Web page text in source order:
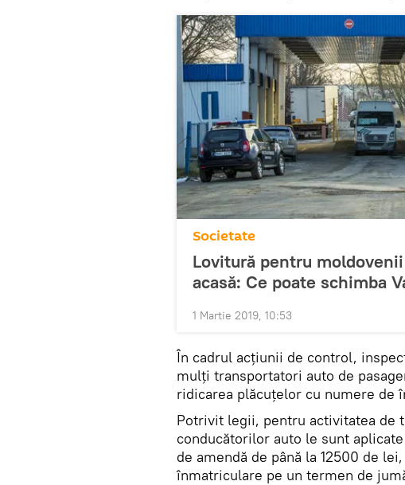
Societate
Lovitură pentru
acasă: Ce poate schimba
1 Martie 2019, 10:53
În cadrul acțiunii de control,
mulți transportatori auto de
ridicarea plăcuțelor cu numere de
Potrivit legii, pentru activitatea de
conducătorilor auto le sunt
de amendă de până la 12500 de
înmatriculare pe un termen de